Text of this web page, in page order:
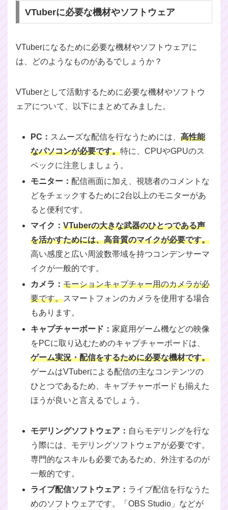
VTuberに必要な機材やソフトウェア
VTuberになるために必要な機材やソフトウェアに
は、どのようなものがあるでしょうか？
VTuberとして活動するために必要な機材やソフトウ
ェアについて、以下にまとめてみました。
PC： スムーズな配信を行なうためには、高性能
なパソコンが必要です。特に、CPUやGPUのス
ペックに注意しましょう。
モニター： 配信画面に加え、視聴者のコメントな
どをチェックするために2台以上のモニターがあ
ると便利です。
マイク：VTuberの大きな武器のひとつである声
を活かすためには、高音質のマイクが必要です。
高い感度と広い周波数帯域を持つコンデンサーマ
イクが一般的です。
カメラ：モーションキャプチャー用のカメラが必
要です。スマートフォンのカメラを使用する場合
もあります。
キャプチャーボード：家庭用ゲーム機などの映像
をPCに取り込むためのキャプチャーボードは、
ゲーム実況・配信をするために必要な機材です。
ゲームはVTuberによる配信の主なコンテンツの
ひとつであるため、キャプチャーボードも揃えた
ほうが良いと言えるでしょう。
モデリングソフトウェア： 自らモデリングを行な
う際には、モデリングソフトウェアが必要です。
専門的なスキルも必要であるため、外注するのが
一般的です。
ライブ配信ソフトウェア： ライブ配信を行なうた
めのソフトウェアです。「OBS Studio」などが